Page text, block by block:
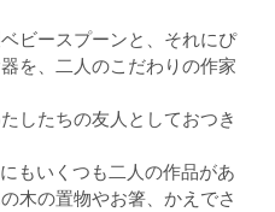
ビースプーンと、それにぴ
を、二人のこだわりの作家
したちの友人としておつき
もいくつも二人の作品があ
木の置物やお箸、かえでさ